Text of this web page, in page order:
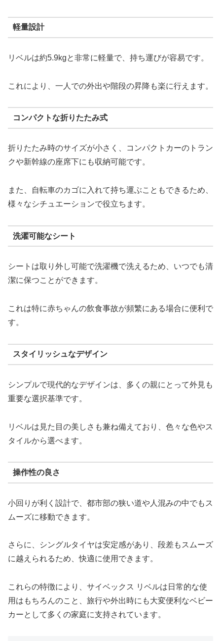
軽量設計
リベルは約5.9kgと非常に軽量で、持ち運びが容易です。
これにより、一人での外出や階段の昇降も楽に行えます​。
コンパクトな折りたたみ式
折りたたみ時のサイズが小さく、コンパクトカーのトラン
クや新幹線の座席下にも収納可能です。
また、自転車のカゴに入れて持ち運ぶこともできるため、
様々なシチュエーションで役立ちます。
洗濯可能なシート
シートは取り外し可能で洗濯機で洗えるため、いつでも清
潔に保つことができます。
これは特に赤ちゃんの飲食事故が頻繁にある場合に便利で
す。
スタイリッシュなデザイン
シンプルで現代的なデザインは、多くの親にとって外見も
重要な選択基準です。
リベルは見た目の美しさも兼ね備えており、色々な色やス
タイルから選べます。
操作性の良さ
小回りが利く設計で、都市部の狭い道や人混みの中でもス
ムーズに移動できます。
さらに、シングルタイヤは安定感があり、段差もスムーズ
に越えられるため、快適に使用できます。
これらの特徴により、サイベックス リベルは日常的な使
用はもちろんのこと、旅行や外出時にも大変便利なベビー
カーとして多くの家庭に支持されています。